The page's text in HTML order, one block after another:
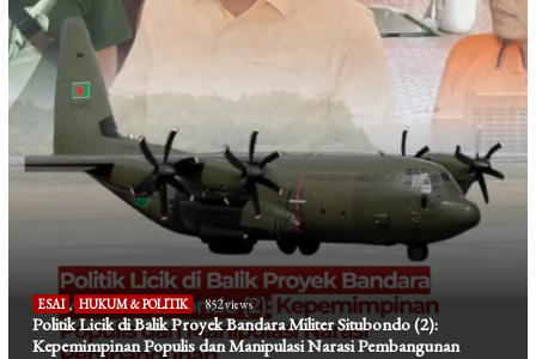
ESAI , HUKUM & POLITIK 852 views
Politik Licik di Balik Proyek Bandara Militer Situbondo (2):
Kepemimpinan Populis dan Manipulasi Narasi Pembangunan